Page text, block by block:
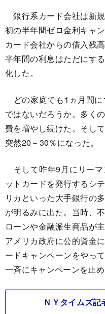
銀行系カード会社は新
初の半年間ゼロ金利キャ
カード会社からの借入残
半年間の利息はただにす
化した。
どの家庭でも1ヵ月間
ではないだろうか。多く
費を増やし続けた。そし
突然20－30％になった。
そして昨年9月にリー
ットカードを発行するシ
リカといった大手銀行の
が明るみに出た。当時、
ローンや金融派生商品が
アメリカ政府に公的資金
ードキャンペーンをやっ
一斉にキャンペーンを止め
ＮＹタイムズ記